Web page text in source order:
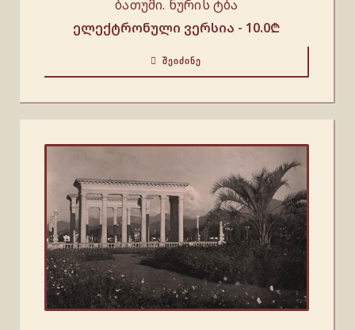
ბათუმი. ნურის ტბა
ელექტრონული ვერსია - 10.0₾
ᲨᲔᲘᲫᲘᲜᲔ